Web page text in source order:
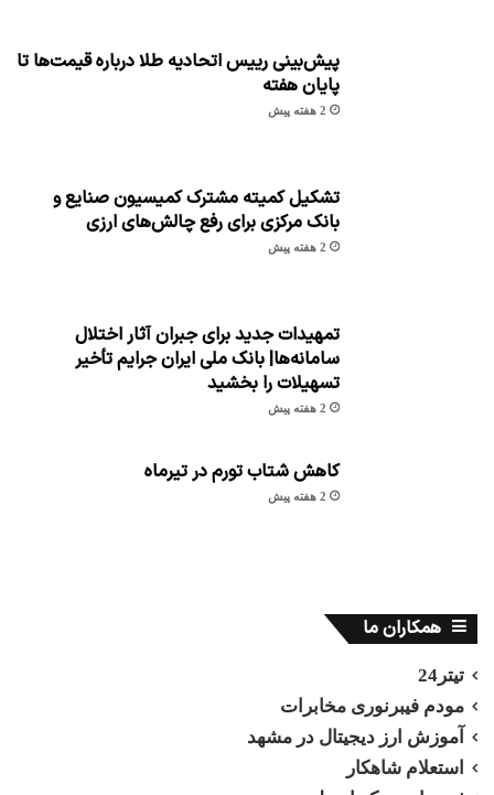
پیش‌بینی رییس اتحادیه طلا درباره قیمت‌ها تا
پایان هفته
2 هفته پیش
تشکیل کمیته مشترک کمیسیون صنایع و
بانک مرکزی برای رفع چالش‌های ارزی
2 هفته پیش
تمهیدات جدید برای جبران آثار اختلال
سامانه‌ها| بانک ملی ایران جرایم تأخیر
تسهیلات را بخشید
2 هفته پیش
کاهش شتاب تورم در تیرماه
2 هفته پیش
همکاران ما
تیتر24
مودم فیبرنوری مخابرات
آموزش ارز دیجیتال در مشهد
استعلام شاهکار